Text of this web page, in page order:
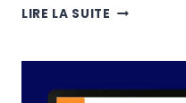
LIRE LA SUITE BAROMÈTRE
TOP
100